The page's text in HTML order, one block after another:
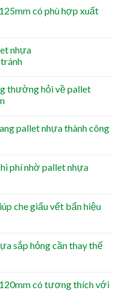
có phù hợp xuất
nhựa
thường hỏi về pallet
pallet nhựa thành công
phí nhờ pallet nhựa
che giấu vết bẩn hiệu
sắp hỏng cần thay thế
có tương thích với